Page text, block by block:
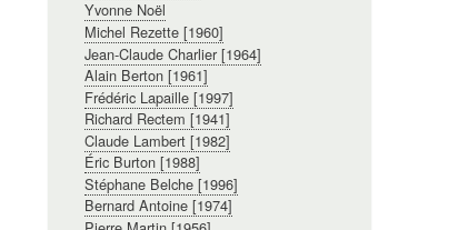
Yvonne Noël
Michel Rezette [1960]
Jean-Claude Charlier [1964]
Alain Berton [1961]
Frédéric Lapaille [1997]
Richard Rectem [1941]
Claude Lambert [1982]
Éric Burton [1988]
Stéphane Belche [1996]
Bernard Antoine [1974]